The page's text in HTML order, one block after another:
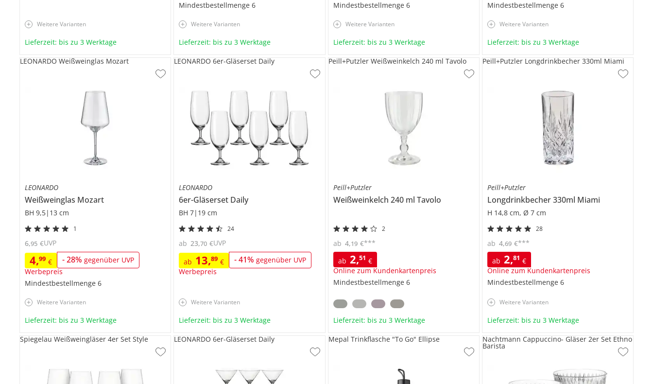
Weitere Varianten
Lieferzeit: bis zu 3 Werktage
Mindestbestellmenge 6
Weitere Varianten
Lieferzeit: bis zu 3 Werktage
Mindestbestellmenge 6
Weitere Varianten
Lieferzeit: bis zu 3 Werktage
Mindestbestellmenge 6
Weitere Varianten
Lieferzeit: bis zu 3 Werktage
LEONARDO
Weißweinglas Mozart
BH 9,5|13 cm
1
4,99 € -28%gegenüber UVP
Werbepreis
6,95 €UVP
Mindestbestellmenge 6
LEONARDO Weißweinglas Mozart
Weitere Varianten
Lieferzeit: bis zu 3 Werktage
LEONARDO
6er-Gläserset Daily
BH 7|19 cm
24
ab 13,89 € -41%gegenüber UVP
Werbepreis
ab 23,70 €UVP
LEONARDO 6er-Gläserset Daily
Weitere Varianten
Lieferzeit: bis zu 3 Werktage
Peill+Putzler
Weißweinkelch 240 ml Tavolo
2
ab 2,51 €
Online zum Kundenkartenpreis
ab 4,19 €***
Mindestbestellmenge 6
Peill+Putzler Weißweinkelch 240 ml Tavolo
Lieferzeit: bis zu 3 Werktage
Peill+Putzler
Longdrinkbecher 330ml Miami
H 14,8 cm, Ø 7 cm
28
ab 2,81 €
Online zum Kundenkartenpreis
ab 4,69 €***
Mindestbestellmenge 6
Peill+Putzler Longdrinkbecher 330ml Miami
Weitere Varianten
Lieferzeit: bis zu 3 Werktage
Spiegelau Weißweingläser 4er Set Style LEONARDO 6er-Gläserset Daily Mepal Trinkflasche "To Go" Ellipse Nachtmann Cappuccino- Gläser 2er Set Ethno
Barista